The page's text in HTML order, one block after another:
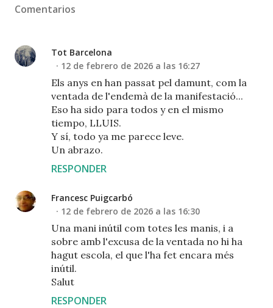
Comentarios
Tot Barcelona
12 de febrero de 2026 a las 16:27
Els anys en han passat pel damunt, com la
ventada de l'endemà de la manifestació...
Eso ha sido para todos y en el mismo
tiempo, LLUIS.
Y sí, todo ya me parece leve.
Un abrazo.
RESPONDER
Francesc Puigcarbó
12 de febrero de 2026 a las 16:30
Una mani inútil com totes les manis, i a
sobre amb l'excusa de la ventada no hi ha
hagut escola, el que l'ha fet encara més
inútil.
Salut
RESPONDER